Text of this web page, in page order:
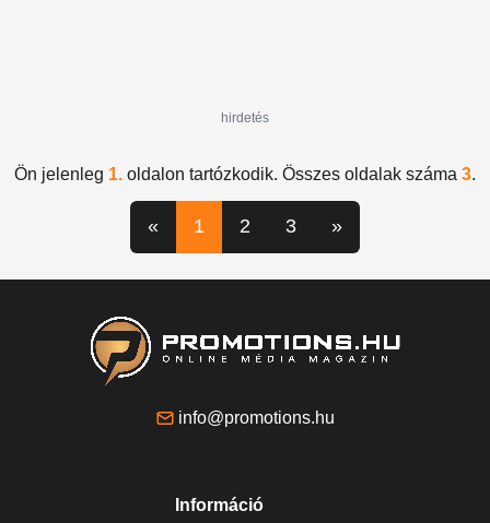
hirdetés
Ön jelenleg 1. oldalon tartózkodik. Összes oldalak száma 3.
« 1 2 3 »
info@promotions.hu
Információ